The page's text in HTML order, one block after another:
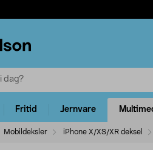
Fritid Jernvare
Mobildeksler iPhone X/XS/XR deksel